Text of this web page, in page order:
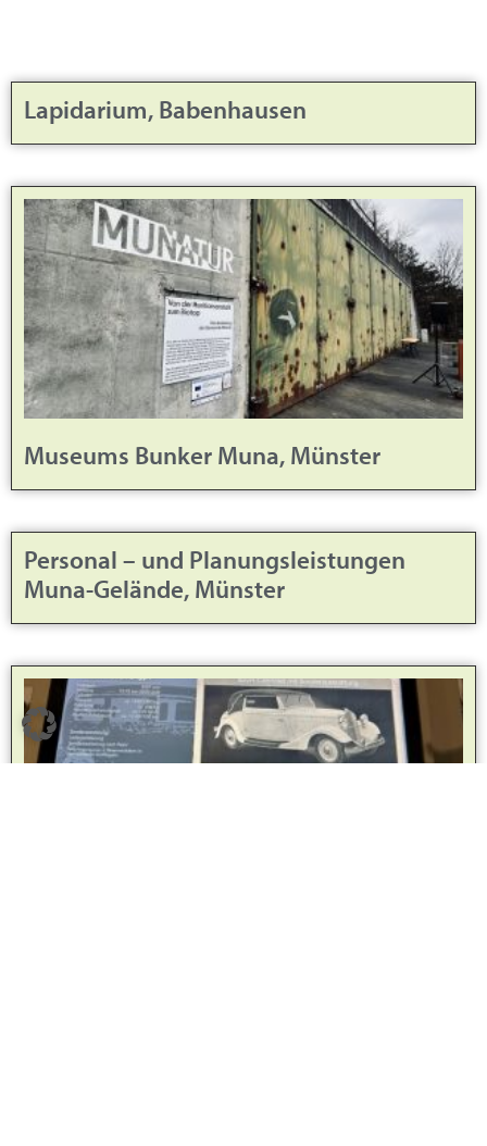
Lapidarium, Babenhausen
Museums Bunker Muna, Münster
Personal – und Planungsleistungen
Muna-Gelände, Münster